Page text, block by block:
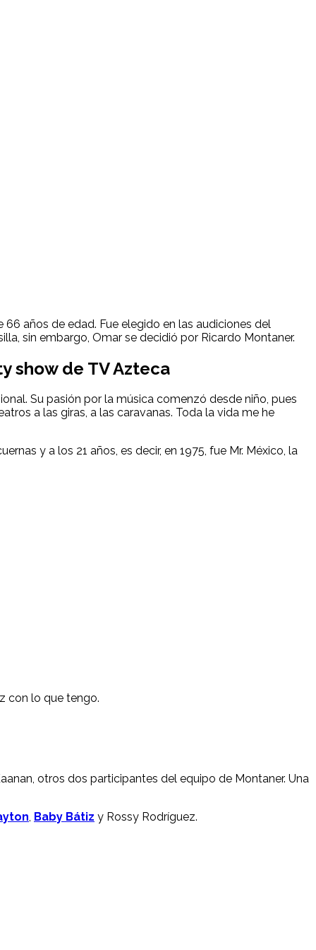
años de edad. Fue elegido en las audiciones del
sin embargo, Omar se decidió por Ricardo Montaner.
show de TV Azteca
Su pasión por la música comenzó desde niño, pues
a las giras, a las caravanas. Toda la vida me he
y a los 21 años, es decir, en 1975, fue Mr. México, la
con lo que tengo.
otros dos participantes del equipo de Montaner. Una
, Baby Bátiz y Rossy Rodríguez.